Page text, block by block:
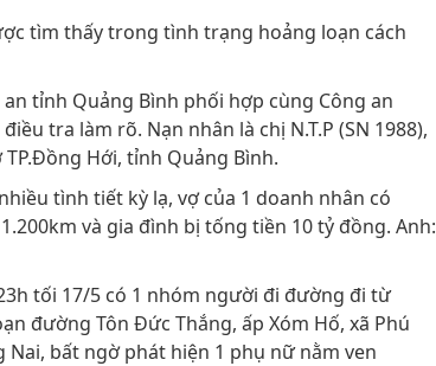
tìm thấy trong tình trạng hoảng loạn cách
tỉnh Quảng Bình phối hợp cùng Công an
tra làm rõ. Nạn nhân là chị N.T.P (SN 1988),
Hới, tỉnh Quảng Bình.
tình tiết kỳ lạ, vợ của 1 doanh nhân có
và gia đình bị tống tiền 10 tỷ đồng. Anh:
tối 17/5 có 1 nhóm người đi đường đi từ
đường Tôn Đức Thắng, ấp Xóm Hố, xã Phú
bất ngờ phát hiện 1 phụ nữ nằm ven